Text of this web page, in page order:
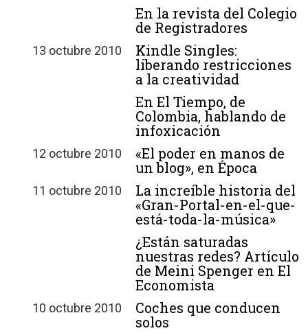
En la revista del Colegio
de Registradores
13 octubre 2010
Kindle Singles:
liberando restricciones
a la creatividad
En El Tiempo, de
Colombia, hablando de
infoxicación
12 octubre 2010
«El poder en manos de
un blog», en Época
11 octubre 2010
La increíble historia del
«Gran-Portal-en-el-que-
está-toda-la-música»
¿Están saturadas
nuestras redes? Artículo
de Meini Spenger en El
Economista
10 octubre 2010
Coches que conducen
solos